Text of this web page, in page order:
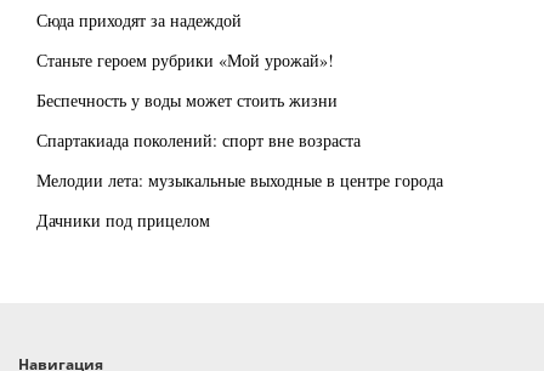
Сюда приходят за надеждой
Станьте героем рубрики «Мой урожай»!
Беспечность у воды может стоить жизни
Спартакиада поколений: спорт вне возраста
Мелодии лета: музыкальные выходные в центре города
Дачники под прицелом
Навигация